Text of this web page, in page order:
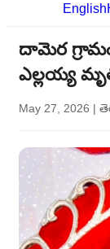
English
దామెర
ఎల్లయ్య
May 27, 2026 |